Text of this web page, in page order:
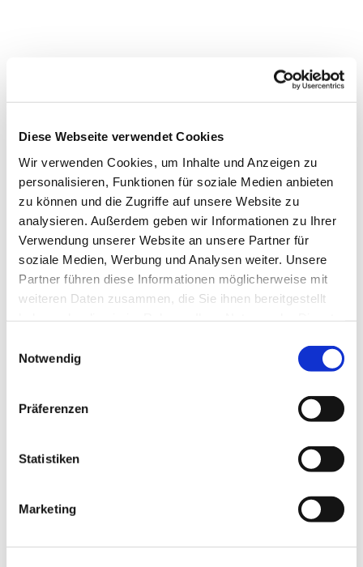
Diese Webseite verwendet Cookies
Wir verwenden Cookies, um Inhalte und Anzeigen zu
personalisieren, Funktionen für soziale Medien anbieten
zu können und die Zugriffe auf unsere Website zu
analysieren. Außerdem geben wir Informationen zu Ihrer
Verwendung unserer Website an unsere Partner für
soziale Medien, Werbung und Analysen weiter. Unsere
Partner führen diese Informationen möglicherweise mit
weiteren Daten zusammen, die Sie ihnen bereitgestellt
Notwendig
Präferenzen
Statistiken
Marketing
Dies könnte Sie auch